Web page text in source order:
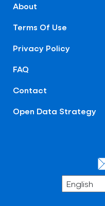
About
Terms Of Use
Privacy Policy
FAQ
Contact
Open Data Strategy